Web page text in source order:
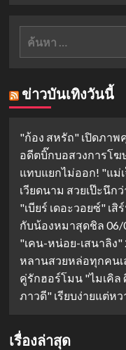
ค้นหา
ข่าวบันเทิงวันนี้
"ก้อง สหรัถ" เปิดภา
อดีตบิ๊กบอสวงการโ
แทบแยกไม่ออก! "แม่
เวียดนาม สวยเป๊ะนึก
"เบียร์ เดอะวอยซ์" เ
กับน้องหมาสุดชิล 06/
"เคน-หน่อย-เสนาลิง
หลานสวยหล่อทุกคนเ
คู่รักฮอร์โมน "ไมเคิล
ภาวดี" เรียบง่ายแต่ห
เรื่องล่าสุด